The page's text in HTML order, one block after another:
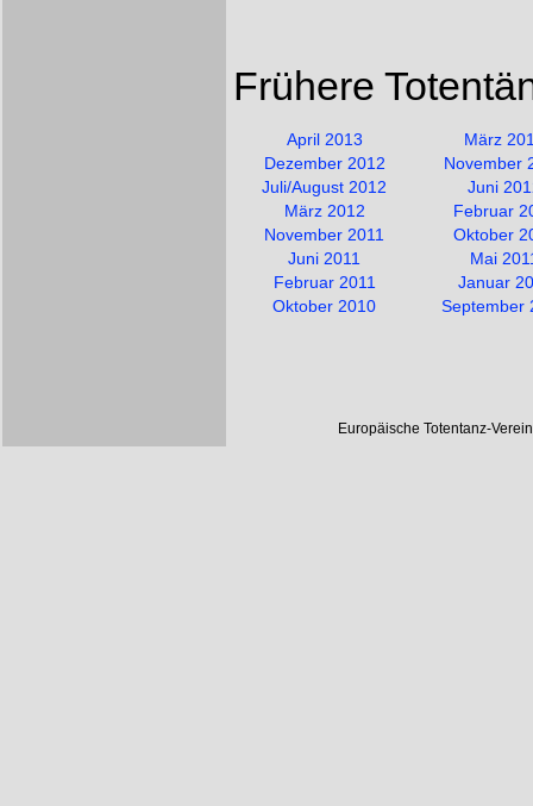
Frühere
April 2013
März
Dezember 2012
November
Juli/August 2012
Juni
März 2012
Februar
November 2011
Oktober
Juni 2011
Mai
Februar 2011
Januar
Oktober 2010
September
Europäische Totentanz-